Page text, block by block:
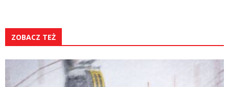
ZOBACZ TEŻ